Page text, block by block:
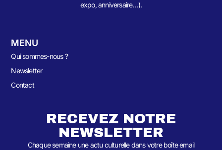
expo, anniversaire…).
MENU
Qui sommes-nous ?
Newsletter
Contact
RECEVEZ NOTRE
NEWSLETTER
Chaque semaine une actu culturelle dans votre boîte email